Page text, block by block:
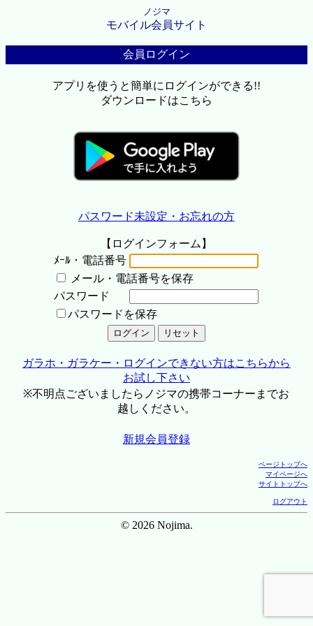
ノジマ
モバイル会員サイト
会員ログイン
アプリを使うと簡単にログインができる!!
ダウンロードはこちら
パスワード未設定・お忘れの方
【ログインフォーム】
ﾒｰﾙ・電話番号
メール・電話番号を保存
パスワード
パスワードを保存
ガラホ・ガラケー・ログインできない方はこちらから
お試し下さい
※不明点ございましたらノジマの携帯コーナーまでお
越しください。
新規会員登録
ページトップへ
マイページへ
サイトトップへ
ログアウト
© 2026 Nojima.